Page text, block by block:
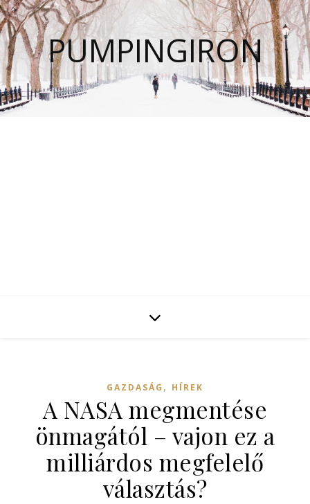
PUMPINGIRON
GAZDASÁG , HÍREK
A NASA megmentése
önmagától – vajon ez a
milliárdos megfelelő
választás?